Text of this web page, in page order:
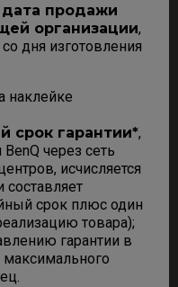
дата продажи
организации,
дня изготовления
наклейке
срок гарантии*,
через сеть
исчисляется
составляет
срок плюс один
товара);
гарантии в